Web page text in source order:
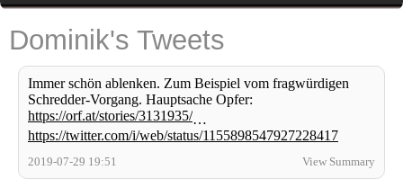
Dominik's Tweets
Immer schön ablenken. Zum Beispiel vom fragwürdigen
Schredder-Vorgang. Hauptsache Opfer:
https://orf.at/stories/3131935/…
https://twitter.com/i/web/status/1155898547927228417
2019-07-29 19:51 View Summary